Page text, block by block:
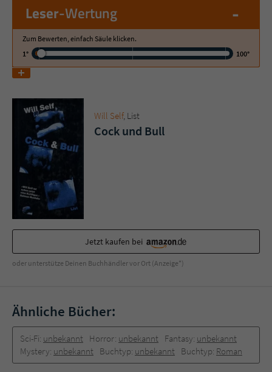
Leser-Wertung -
Zum Bewerten, einfach Säule klicken.
1°
100°
Will Self, List
Cock und Bull
Jetzt kaufen bei
oder unterstütze Deinen Buchhändler vor Ort (Anzeige*)
Ähnliche Bücher:
Sci-Fi: unbekannt Horror: unbekannt Fantasy: unbekannt
Mystery: unbekannt Buchtyp: unbekannt Buchtyp: Roman
Name tx_pwcomments_ahash
Anbieter Literatur-Couch Medien GmbH & Co. KG
Zweck Cookie für Kommentare einzelner Buchtitel
Name
Anbieter
Laufzeit
Zweck
Kommunikation der Webseite mit dem
Benutzer. Es wird benötigt um z. B. den